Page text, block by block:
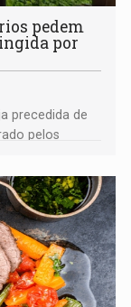
pedem
por
precedida de
pelos